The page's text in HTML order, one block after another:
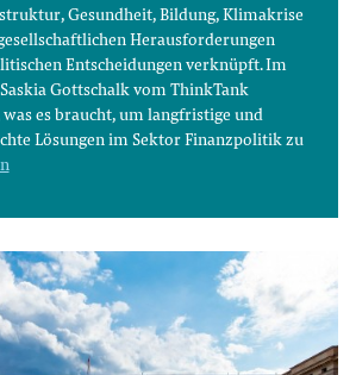
Gesundheit, Bildung, Klimakrise
Herausforderungen
Entscheidungen verknüpft. Im
Gottschalk vom ThinkTank
was es braucht, um langfristige und
Lösungen im Sektor Finanzpolitik zu